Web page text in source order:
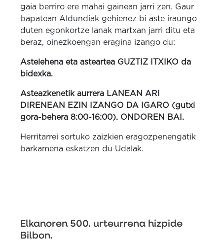
gaia berriro ere mahai gainean jarri zen. Gaur
bapatean Aldundiak gehienez bi aste iraungo
duten egonkortze lanak martxan jarri ditu eta
beraz, oinezkoengan eragina izango du:
Astelehena eta asteartea GUZTIZ ITXIKO da
bidexka.
Asteazkenetik aurrera LANEAN ARI
DIRENEAN EZIN IZANGO DA IGARO (gutxi
gora-behera 8:00-16:00). ONDOREN BAI.
Herritarrei sortuko zaizkien eragozpenengatik
barkamena eskatzen du Udalak.
Elkanoren 500. urteurrena hizpide
Bilbon.